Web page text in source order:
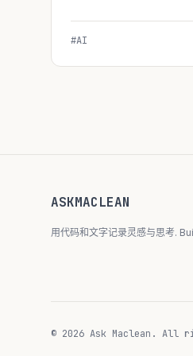
#AI
ASKMACLEAN
用代码和文字记录灵感与思考.
© 2026 Ask Maclean. All